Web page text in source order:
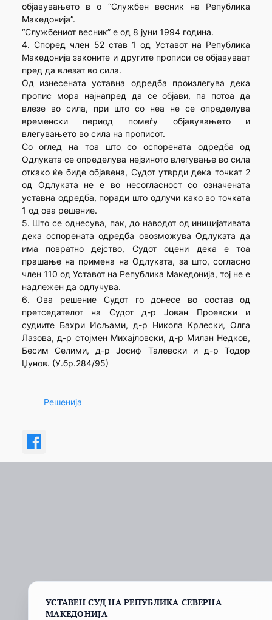
објавувањето в о “Службен весник на Република
Македонија”.
“Службениот весник” е од 8 јуни 1994 година.
4. Според член 52 став 1 од Уставот на Република
Македонија законите и другите прописи се објавуваат
пред да влезат во сила.
Од изнесената уставна одредба произлегува дека
пропис мора најнапред да се објави, па потоа да
влезе во сила, при што со неа не се определува
временски период помеѓу објавувањето и
влегувањето во сила на прописот.
Со оглед на тоа што со оспорената одредба од
Одлуката се определува нејзиното влегување во сила
откако ќе биде објавена, Судот утврди дека точкат 2
од Одлуката не е во несогласност со означената
уставна одредба, поради што одлучи како во точката
1 од ова решение.
5. Што се однесува, пак, до наводот од иницијативата
дека оспорената одредба овозможува Одлуката да
има повратно дејство, Судот оцени дека е тоа
прашање на примена на Одлуката, за што, согласно
член 110 од Уставот на Република Македонија, тој не е
надлежен да одлучува.
6. Ова решение Судот го донесе во состав од
претседателот на Судот д-р Јован Проевски и
судиите Бахри Исљами, д-р Никола Крлески, Олга
Лазова, д-р стојмен Михајловски, д-р Милан Недков,
Бесим Селими, д-р Јосиф Талевски и д-р Тодор
Џунов. (У.бр.284/95)
Решенија
УСТАВЕН СУД НА РЕПУБЛИКА СЕВЕРНА
МАКЕДОНИЈА